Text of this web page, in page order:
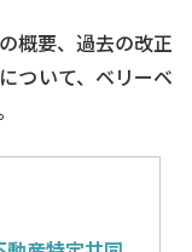
概要、過去の改正
ついて、ベリーベ